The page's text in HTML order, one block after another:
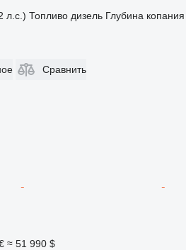
л.с.) Топливо дизель Глубина копания
Сравнить
≈ 51 990 $